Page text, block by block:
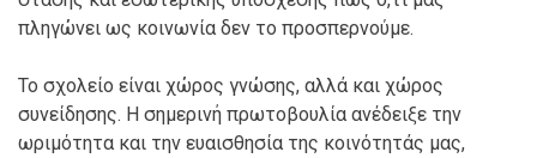
πληγώνει ως κοινωνία δεν το προσπερνούμε.
Το σχολείο είναι χώρος γνώσης, αλλά και χώρος
συνείδησης. Η σημερινή πρωτοβουλία ανέδειξε την
ωριμότητα και την ευαισθησία της κοινότητάς μας,